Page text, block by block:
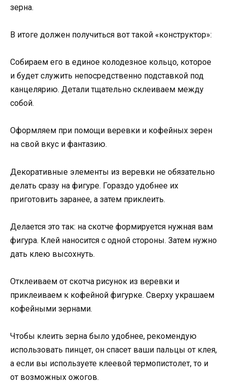
зерна.
В итоге должен получиться вот такой «конструктор»:
Собираем его в единое колодезное кольцо, которое
и будет служить непосредственно подставкой под
канцелярию. Детали тщательно склеиваем между
собой.
Оформляем при помощи веревки и кофейных зерен
на свой вкус и фантазию.
Декоративные элементы из веревки не обязательно
делать сразу на фигуре. Гораздо удобнее их
приготовить заранее, а затем приклеить.
Делается это так: на скотче формируется нужная вам
фигура. Клей наносится с одной стороны. Затем нужно
дать клею высохнуть.
Отклеиваем от скотча рисунок из веревки и
приклеиваем к кофейной фигурке. Сверху украшаем
кофейными зернами.
Чтобы клеить зерна было удобнее, рекомендую
использовать пинцет, он спасет ваши пальцы от клея,
а если вы используете клеевой термопистолет, то и
от возможных ожогов.